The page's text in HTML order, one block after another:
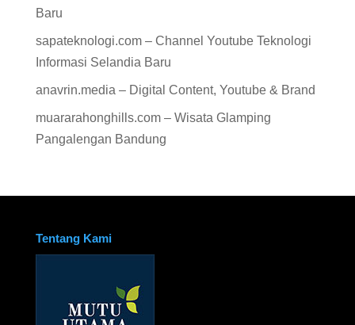
Baru
sapateknologi.com – Channel Youtube Teknologi
Informasi Selandia Baru
anavrin.media – Digital Content, Youtube & Brand
muararahonghills.com – Wisata Glamping
Pangalengan Bandung
Tentang Kami